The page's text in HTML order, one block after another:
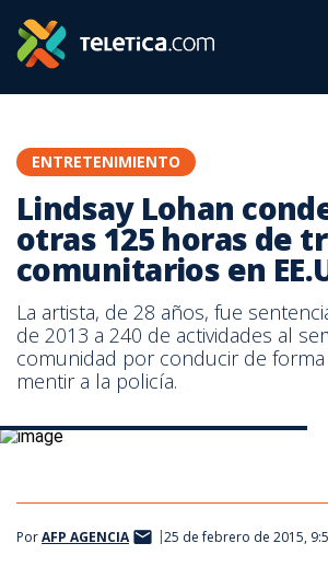
ENTRETENIMIENTO
Lindsay Lohan
otras 125 horas de
comunitarios en
La artista, de 28 años, fue
de 2013 a 240 de actividades al
comunidad por conducir de forma
mentir a la policía.
PorAFP AGENCIA 25 de febrero de 2015,